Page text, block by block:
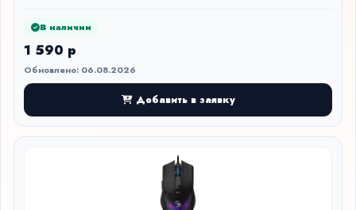
В наличии
1 590 р
Обновлено: 06.08.2026
Добавить в заявку